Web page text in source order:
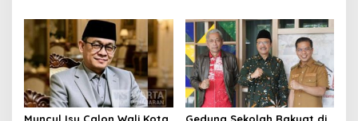
Ditangkap Polisi
Rebranding RSUD Cibabat